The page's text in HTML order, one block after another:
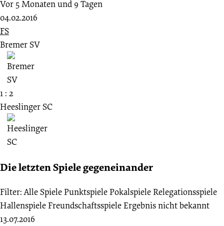
Vor 5 Monaten und 9 Tagen
04.02.2016
FS
Bremer SV
1 : 2
Heeslinger SC
Die letzten Spiele gegeneinander
Filter: Alle SpielePunktspielePokalspieleRelegationsspiele
HallenspieleFreundschaftsspieleErgebnis nicht bekannt
13.07.2016